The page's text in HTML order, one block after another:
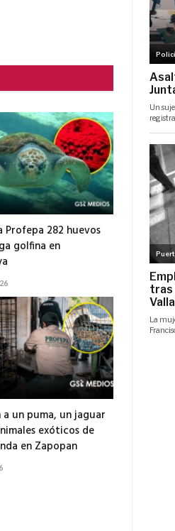
Profepa 282 huevos
golfina en
a un puma, un jaguar
exóticos de
en Zapopan